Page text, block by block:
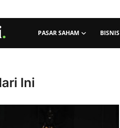
PASAR SAHAM BISNIS
Ini